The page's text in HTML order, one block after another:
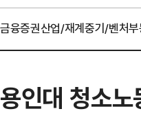
금융증권산업/재계중기/벤처
용인대 청소